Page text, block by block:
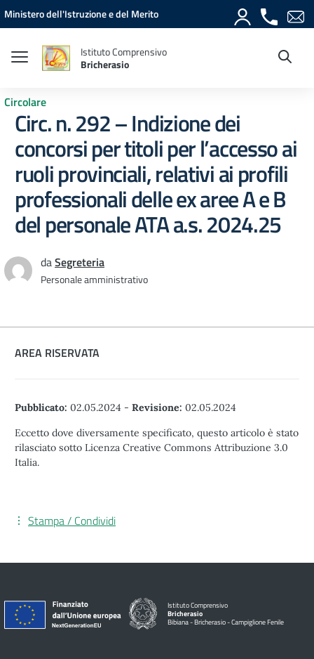
Vai ai contenuti
Vai al menu di navigazione
Vai al footer
Ministero dell'Istruzione e del Merito
Istituto Comprensivo
Bricherasio
Circolare
Circ. n. 292 – Indizione dei
concorsi per titoli per l’accesso ai
ruoli provinciali, relativi ai profili
professionali delle ex aree A e B
del personale ATA a.s. 2024.25
daSegreteria
Personale amministrativo
AREA RISERVATA
Pubblicato: 02.05.2024 - Revisione: 02.05.2024
Eccetto dove diversamente specificato, questo articolo è stato
rilasciato sotto Licenza Creative Commons Attribuzione 3.0
Italia.
Stampa / Condividi
Istituto Comprensivo
Bricherasio
Bibiana - Bricherasio - Campiglione Fenile